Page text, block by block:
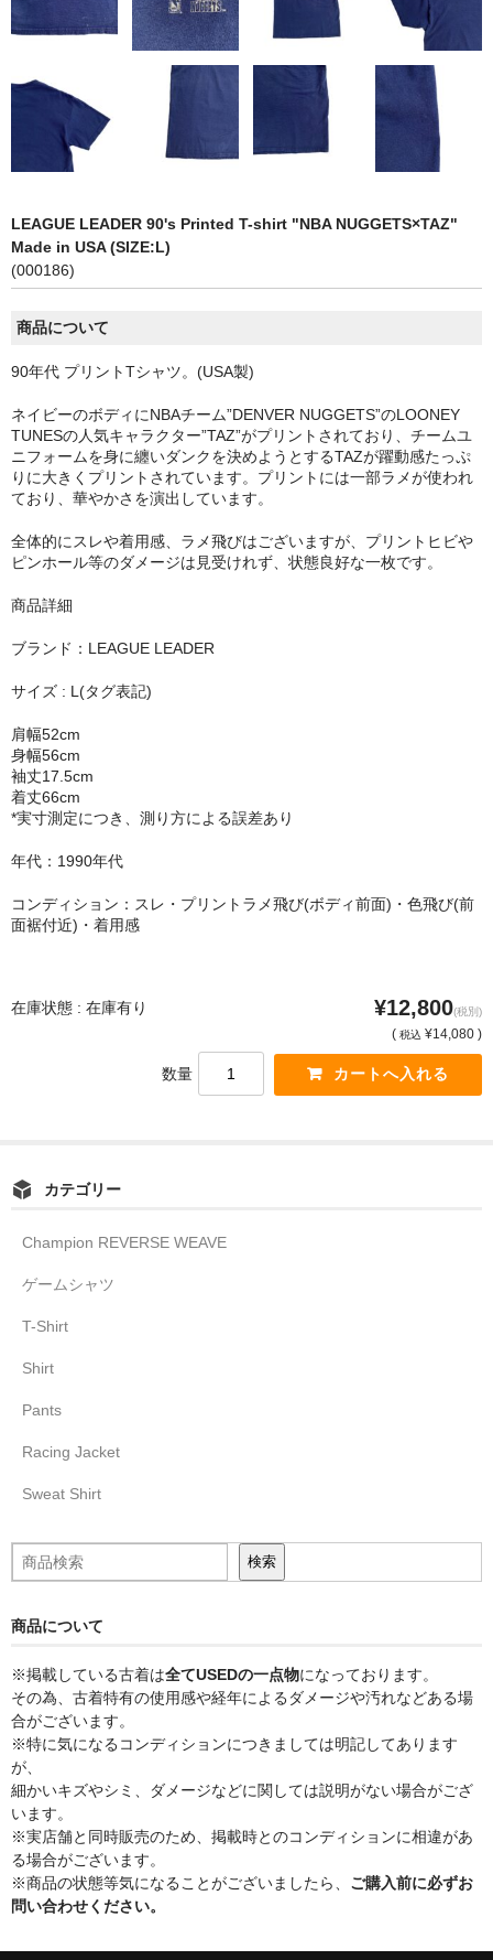
LEAGUE LEADER 90's Printed T-shirt "NBA NUGGETS×TAZ"
Made in USA (SIZE:L)
(000186)
商品について
90年代 プリントTシャツ。(USA製)
ネイビーのボディにNBAチーム”DENVER NUGGETS”のLOONEY
TUNESの人気キャラクター”TAZ”がプリントされており、チームユ
ニフォームを身に纏いダンクを決めようとするTAZが躍動感たっぷ
りに大きくプリントされています。プリントには一部ラメが使われ
ており、華やかさを演出しています。
全体的にスレや着用感、ラメ飛びはございますが、プリントヒビや
ピンホール等のダメージは見受けれず、状態良好な一枚です。
商品詳細
ブランド：LEAGUE LEADER
サイズ : L(タグ表記)
肩幅52cm
身幅56cm
袖丈17.5cm
着丈66cm
*実寸測定につき、測り方による誤差あり
年代：1990年代
コンディション：スレ・プリントラメ飛び(ボディ前面)・色飛び(前
面裾付近)・着用感
在庫状態 : 在庫有り ¥12,800(税別)
( 税込 ¥14,080 )
数量
カテゴリー
Champion REVERSE WEAVE
ゲームシャツ
T-Shirt
Shirt
Pants
Racing Jacket
Sweat Shirt
検索
検索
商品について
※掲載している古着は全てUSEDの一点物になっております。
その為、古着特有の使用感や経年によるダメージや汚れなどある場
合がございます。
※特に気になるコンディションにつきましては明記してあります
が、
細かいキズやシミ、ダメージなどに関しては説明がない場合がござ
います。
※実店舗と同時販売のため、掲載時とのコンディションに相違があ
る場合がございます。
※商品の状態等気になることがございましたら、 ご購入前に必ずお
問い合わせください。